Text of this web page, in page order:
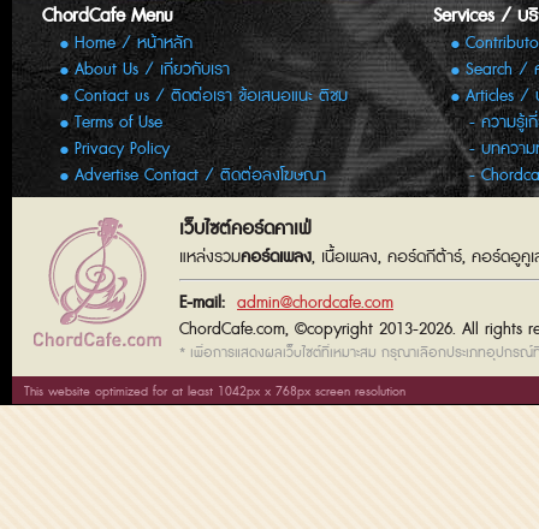
ChordCafe Menu
Home / หน้าหลัก
About Us / เกี่ยวกับเรา
Contact us / ติดต่อเรา ข้อเสนอแนะ ติชม
Terms of Use
Privacy Policy
Advertise Contact / ติดต่อลงโฆษณา
Services / บ
Search /
Articles /
ความรู้
บทความ
เว็บไซต์คอร์ดคาเฟ่
แหล่งรวมคอร์ดเพลง, เนื้อเพลง, คอร์ดกีต้าร์, คอร์ดอูคู
E-mail: admin@chordcafe.com
ChordCafe.com, ©copyright 2013-2026. All rights
* เพื่อการแสดงผลเว็บไซต์ที่เหมาะสม กรุณาเลือกประเภทอุปกรณ์
This website optimized for at least 1042px x 768px screen resolution